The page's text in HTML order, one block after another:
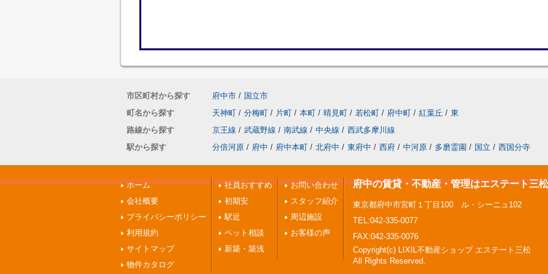
市区町村から探す 府中市 / 国立市
町名から探す
天神町 / 分梅町 / 片町 / 本町 / 晴見町 / 若松町 / 府中町 / 紅葉丘 / 東
路線から探す
京王線 / 武蔵野線 / 南武線 / 中央線 / 西武多摩川線
駅から探す
分倍河原 / 府中 / 府中本町 / 北府中 / 東府中 / 西府 / 中河原 / 多磨霊園 / 国立 / 西国分寺
ホーム
会社概要
プライバシーポリシー
利用規約
サイトマップ
物件カタログ
社員おすすめ
初期安
駅近
ペット相談
新築・築浅
お問い合わせ
スタッフ紹介
周辺施設
お客様の声
府中の賃貸・不動産・管理はエステート三松
東京都府中市宮町１丁目100 ル・シーニュ102
TEL:042-335-0077
FAX:042-335-0076
Copyright(c) LIXIL不動産ショップ エステート三松
All Rights Reserved.